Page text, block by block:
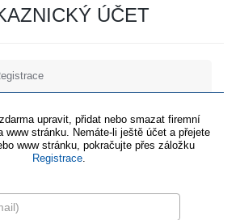
ÚČET
upravit, přidat nebo smazat firemní
www stránku. Nemáte-li ještě účet a přejete
www stránku, pokračujte přes záložku
Registrace.